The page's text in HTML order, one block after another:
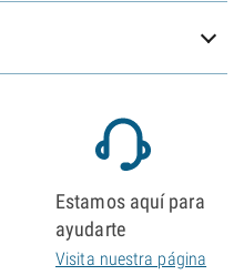
Estamos aquí para
ayudarte
Visita nuestra página